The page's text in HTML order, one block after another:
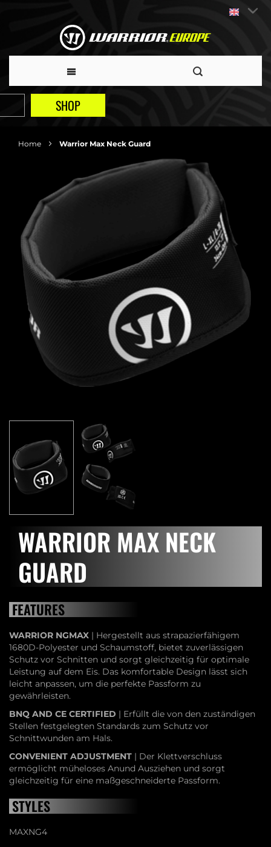
SHOP
Home Warrior Max Neck Guard
WARRIOR MAX NECK
GUARD
FEATURES
WARRIOR NGMAX | Hergestellt aus strapazierfähigem
1680D-Polyester und Schaumstoff, bietet zuverlässigen
Schutz vor Schnitten und sorgt gleichzeitig für optimale
Leistung auf dem Eis. Das komfortable Design lässt sich
leicht anpassen, um die perfekte Passform zu
gewährleisten.
BNQ AND CE CERTIFIED | Erfüllt die von den zuständigen
Stellen festgelegten Standards zum Schutz vor
Schnittwunden am Hals.
CONVENIENT ADJUSTMENT | Der Klettverschluss
ermöglicht müheloses Anund Ausziehen und sorgt
gleichzeitig für eine maßgeschneiderte Passform.
STYLES
MAXNG4